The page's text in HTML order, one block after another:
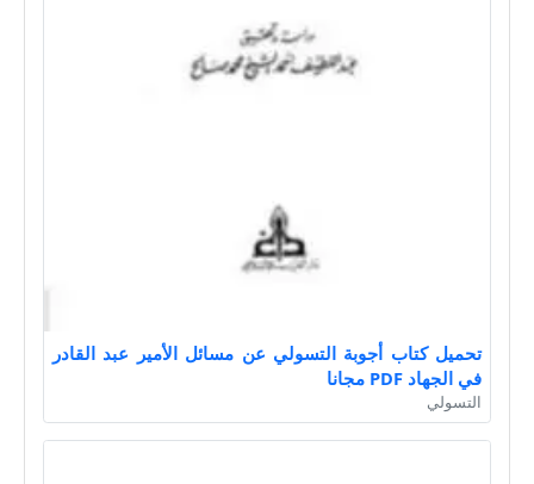
تحميل كتاب أجوبة التسولي عن مسائل الأمير عبد القادر
في الجهاد PDF مجانا
التسولي